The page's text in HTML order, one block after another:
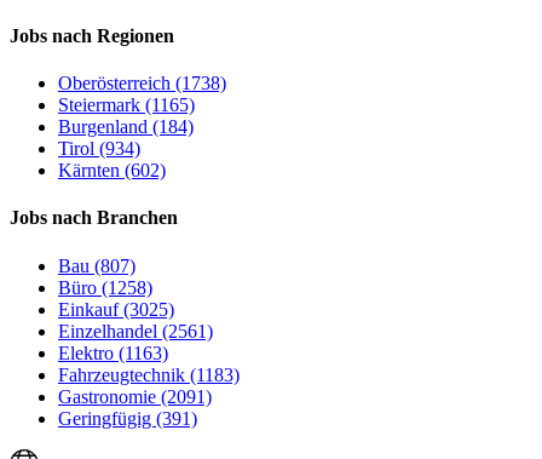
Jobs nach Regionen
Oberösterreich (1738)
Steiermark (1165)
Burgenland (184)
Tirol (934)
Kärnten (602)
Jobs nach Branchen
Bau (807)
Büro (1258)
Einkauf (3025)
Einzelhandel (2561)
Elektro (1163)
Fahrzeugtechnik (1183)
Gastronomie (2091)
Geringfügig (391)